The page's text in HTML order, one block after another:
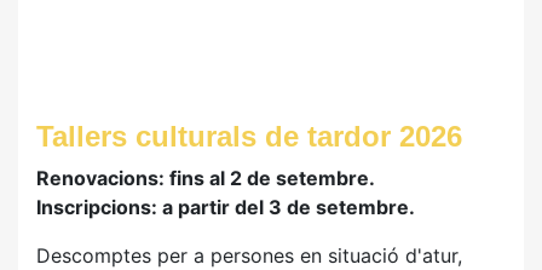
Tallers culturals de tardor 2026
Renovacions: fins al 2 de setembre.
Inscripcions: a partir del 3 de setembre.
Descomptes per a persones en situació d'atur,